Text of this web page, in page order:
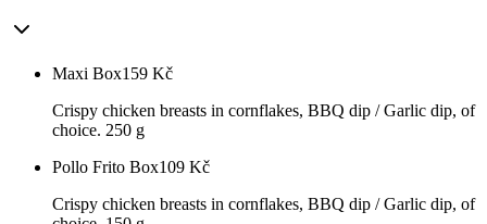
Maxi Box159 Kč
Crispy chicken breasts in cornflakes, BBQ dip / Garlic dip, of
choice. 250 g
Pollo Frito Box109 Kč
Crispy chicken breasts in cornflakes, BBQ dip / Garlic dip, of